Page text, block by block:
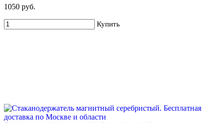
1050 руб.
Купить